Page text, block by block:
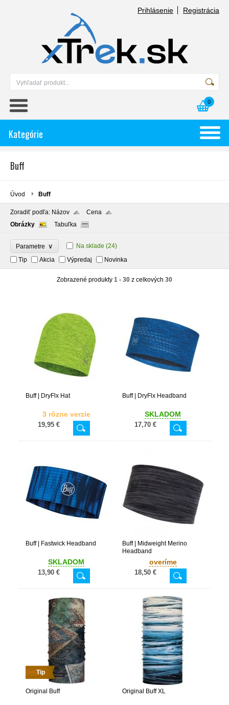
Prihlásenie Registrácia
0
Kategórie
Buff
Úvod Buff
Zoradiť podľa: Názov
Cena
Obrázky
Tabuľka
Parametre ∨ Na sklade (24)
Tip
Akcia Výpredaj Novinka
Zobrazené produkty 1 - 30 z celkových 30
Buff | DryFlx Hat
3 rôzne verzie
19,95 €
Buff | DryFlx Headband
SKLADOM
17,70 €
Buff | Fastwick Headband
SKLADOM
13,90 €
Buff | Midweight Merino
Headband
overíme
18,50 €
Tip
Original Buff Original Buff XL